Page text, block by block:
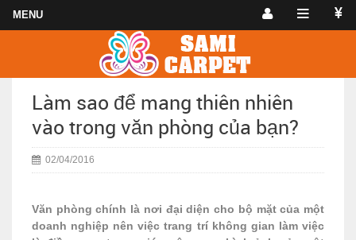
Làm sao để mang thiên nhiên
vào trong văn phòng của bạn?
02/04/2016
Văn phòng chính là nơi đại diện cho bộ mặt của một
doanh nghiệp nên việc trang trí không gian làm việc